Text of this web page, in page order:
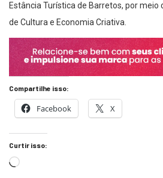
Estância Turística de Barretos, por meio
de Cultura e Economia Criativa.
Compartilhe isso:
Facebook X
Curtir isso: